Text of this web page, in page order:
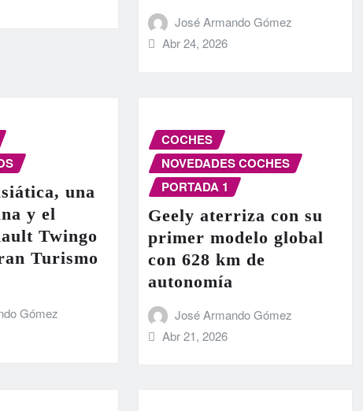
José Armando Gómez
Abr 24, 2026
una
y el
Twingo
Turismo
Gómez
COCHES
NOVEDADES COCHES
PORTADA 1
Geely aterriza con su
primer modelo global
con 628 km de
autonomía
José Armando Gómez
Abr 21, 2026